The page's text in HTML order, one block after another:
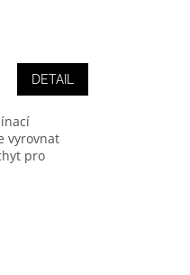
DETAIL
vyrovnat
pro